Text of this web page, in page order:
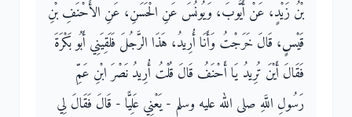
بْنُ زَيْدٍ، عَنْ أَيُّوبَ، وَيُونُسَ عَنِ الْحَسَنِ، عَنِ الأَحْنَفِ بْنِ
قَيْسٍ، قَالَ خَرَجْتُ وَأَنَا أُرِيدُ، هَذَا الرَّجُلَ فَلَقِيَنِي أَبُو بَكْرَةَ
فَقَالَ أَيْنَ تُرِيدُ يَا أَحْنَفُ قَالَ قُلْتُ أُرِيدُ نَصْرَ ابْنِ عَمِّ
رَسُولِ اللَّهِ صلى الله عليه وسلم - يَعْنِي عَلِيًّا - قَالَ فَقَالَ لِي